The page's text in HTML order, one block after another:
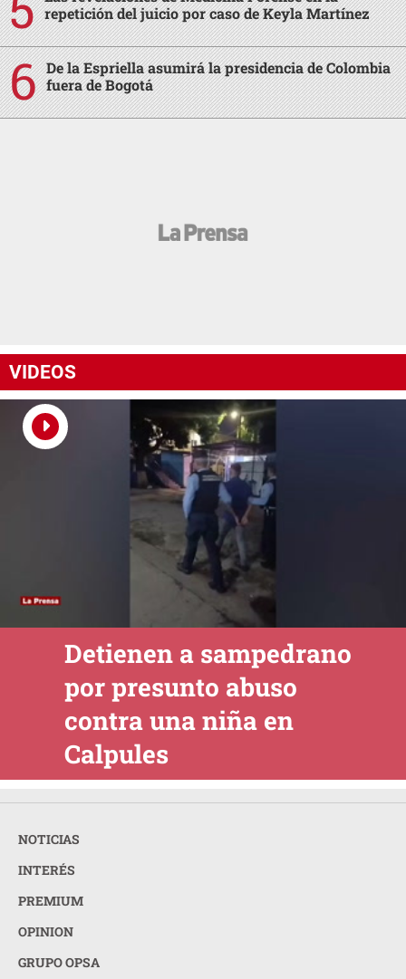
repetición del juicio por caso de Keyla Martínez
De la Espriella asumirá la presidencia de Colombia
fuera de Bogotá
VIDEOS
Detienen a sampedrano
por presunto abuso
contra una niña en
Calpules
NOTICIAS
INTERÉS
PREMIUM
OPINION
GRUPO OPSA